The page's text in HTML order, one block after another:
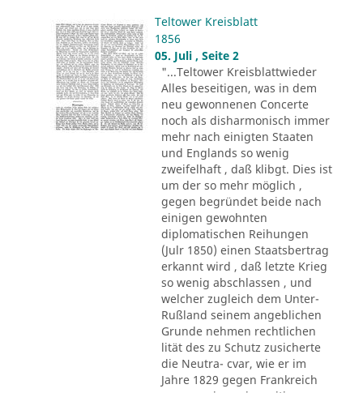
Teltower Kreisblatt
1856
05. Juli , Seite 2
"...Teltower Kreisblattwieder
Alles beseitigen, was in dem
neu gewonnenen Concerte
noch als disharmonisch immer
mehr nach einigten Staaten
und Englands so wenig
zweifelhaft , daß klibgt. Dies ist
um der so mehr möglich ,
gegen begründet beide nach
einigen gewohnten
diplomatischen Reihungen
(Julr 1850) einen Staatsbertrag
erkannt wird , daß letzte Krieg
so wenig abschlassen , und
welcher zugleich dem Unter-
Rußland seinem angeblichen
Grunde nehmen rechtlichen
lität des zu Schutz zusicherte
die Neutra- cvar, wie er im
Jahre 1829 gegen Frankreich